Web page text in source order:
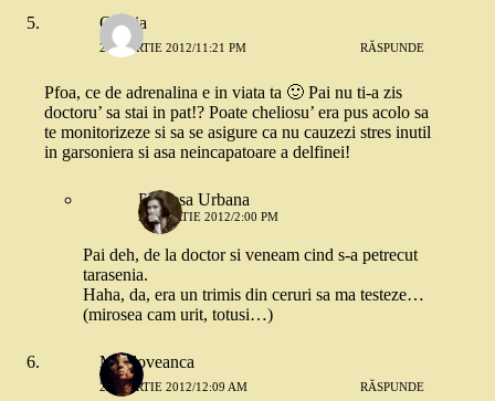
Omnia
21 MARTIE 2012/11:21 PM RĂSPUNDE
Pfoa, ce de adrenalina e in viata ta 🙂 Pai nu ti-a zis
doctoru’ sa stai in pat!? Poate cheliosu’ era pus acolo sa
te monitorizeze si sa se asigure ca nu cauzezi stres inutil
in garsoniera si asa neincapatoare a delfinei!
Printesa Urbana
22 MARTIE 2012/2:00 PM
Pai deh, de la doctor si veneam cind s-a petrecut
tarasenia.
Haha, da, era un trimis din ceruri sa ma testeze…
(mirosea cam urit, totusi…)
Moldoveanca
22 MARTIE 2012/12:09 AM RĂSPUNDE